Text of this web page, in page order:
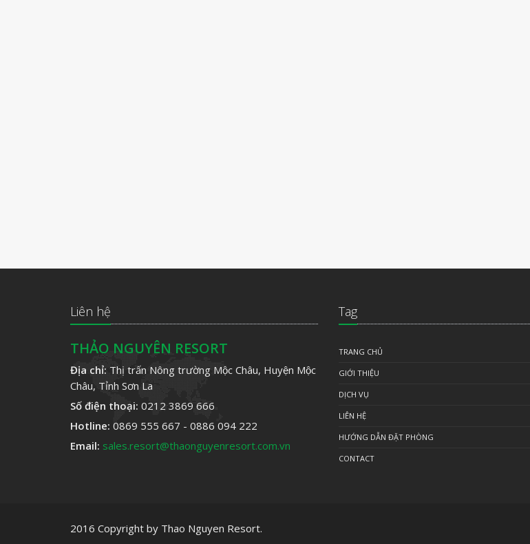
Liên hệ
THẢO NGUYÊN RESORT
Địa chỉ: Thị trấn Nông trường Mộc Châu, Huyện Mộc
Châu, Tỉnh Sơn La
Số điện thoại: 0212 3869 666
Hotline: 0869 555 667 - 0886 094 222
Email: sales.resort@thaonguyenresort.com.vn
Tag
TRANG CHỦ
GIỚI THIỆU
DỊCH VỤ
LIÊN HỆ
HƯỚNG DẪN ĐẶT PHÒNG
CONTACT
2016 Copyright by Thao Nguyen Resort.